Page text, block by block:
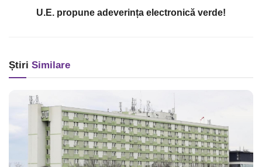
U.E. propune adeverința electronică verde!
Știri Similare